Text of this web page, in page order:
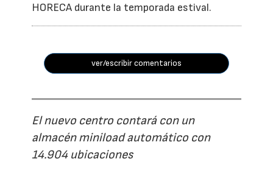
HORECA durante la temporada estival.
ver/escribir comentarios
El nuevo centro contará con un
almacén miniload automático con
14.904 ubicaciones